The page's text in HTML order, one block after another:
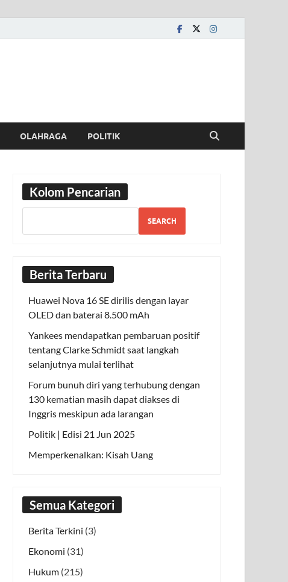
OLAHRAGA POLITIK
Kolom Pencarian
SEARCH
Berita Terbaru
Huawei Nova 16 SE dirilis dengan layar
OLED dan baterai 8.500 mAh
Yankees mendapatkan pembaruan positif
tentang Clarke Schmidt saat langkah
selanjutnya mulai terlihat
Forum bunuh diri yang terhubung dengan
130 kematian masih dapat diakses di
Inggris meskipun ada larangan
Politik | Edisi 21 Jun 2025
Memperkenalkan: Kisah Uang
Semua Kategori
Berita Terkini (3)
Ekonomi (31)
Hukum (215)